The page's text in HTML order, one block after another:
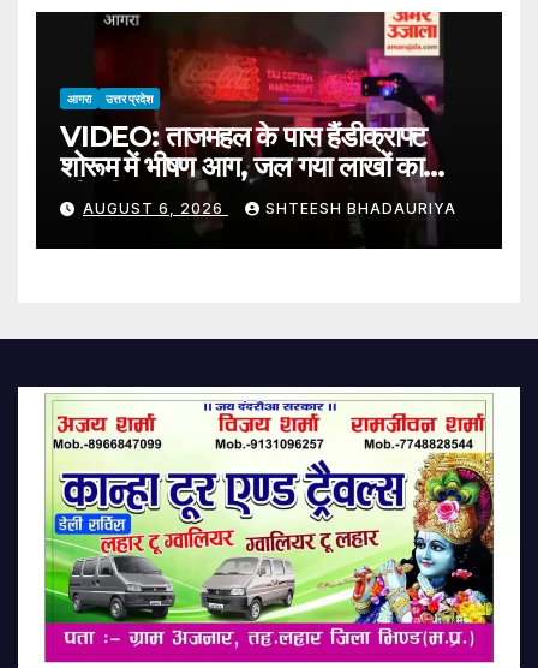
आगरा उत्तर प्रदेश
VIDEO: ताजमहल के पास हैंडीक्राफ्ट
शोरूम में भीषण आग, जल गया लाखों का
कीमती सामान
AUGUST 6, 2026 SHTEESH BHADAURIYA